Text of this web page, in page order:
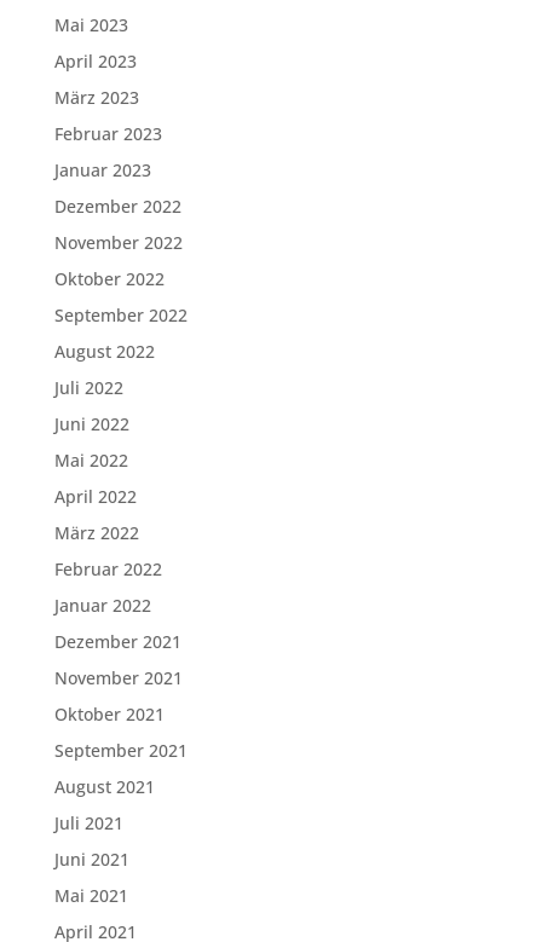
Mai 2023
April 2023
März 2023
Februar 2023
Januar 2023
Dezember 2022
November 2022
Oktober 2022
September 2022
August 2022
Juli 2022
Juni 2022
Mai 2022
April 2022
März 2022
Februar 2022
Januar 2022
Dezember 2021
November 2021
Oktober 2021
September 2021
August 2021
Juli 2021
Juni 2021
Mai 2021
April 2021